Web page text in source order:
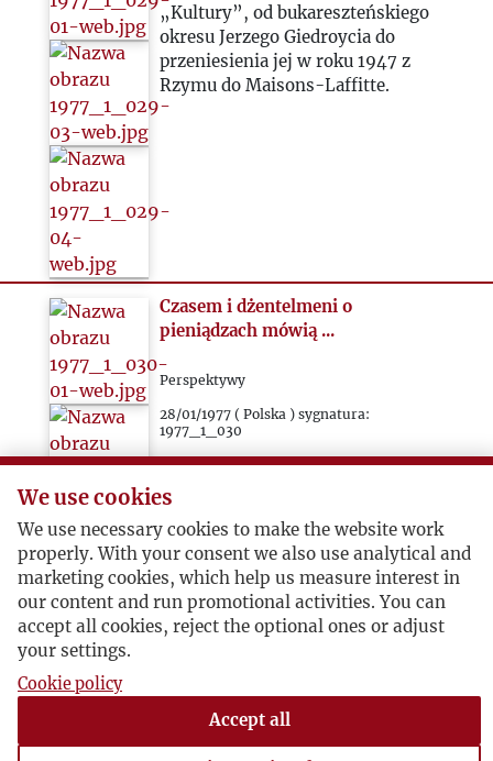
„Kultury”, od bukareszteńskiego
okresu Jerzego Giedroycia do
przeniesienia jej w roku 1947 z
Rzymu do Maisons-Laffitte.
Czasem i dżentelmeni o
pieniądzach mówią ...
Perspektywy
28/01/1977 ( Polska ) sygnatura:
1977_1_030
„Kultury” opowiada głównie o
związkach finansowych z
Kongresem Wolności Kultury,
organizacją „powołana i
finansowana przez CIA”.
3 4
We use cookies
We use necessary cookies to make the website work
properly. With your consent we also use analytical and
marketing cookies, which help us measure interest in
our content and run promotional activities. You can
accept all cookies, reject the optional ones or adjust
your settings.
Cookie policy
Accept all